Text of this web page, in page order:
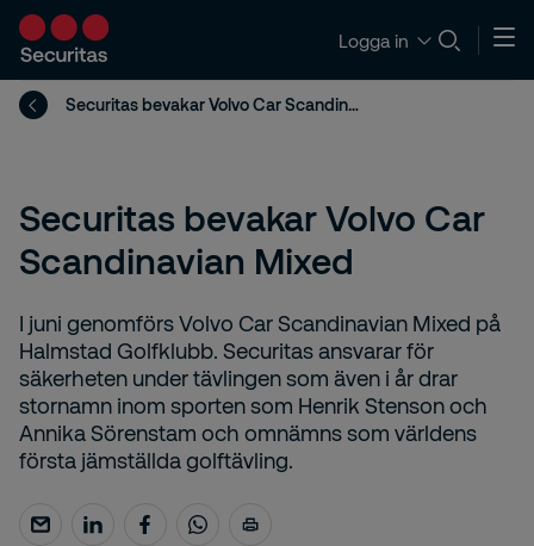
Logga in
Securitas bevakar Volvo Car Scandinavian Mixed
Securitas bevakar Volvo Car
Scandinavian Mixed
I juni genomförs Volvo Car Scandinavian Mixed på
Halmstad Golfklubb. Securitas ansvarar för
säkerheten under tävlingen som även i år drar
stornamn inom sporten som Henrik Stenson och
Annika Sörenstam och omnämns som världens
första jämställda golftävling.